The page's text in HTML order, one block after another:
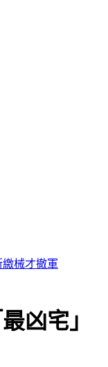
喊Chk Chk Boom
凶宅」